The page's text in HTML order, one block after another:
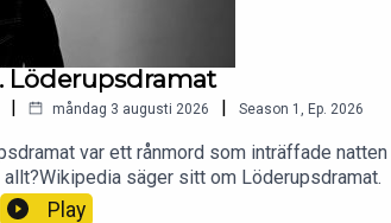
Löderupsdramat
| måndag 3 augusti 2026 | Season 1 Ep. 2026
var ett rånmord som inträffade
allt?Wikipedia säger sitt om Löderupsdramat.
Play